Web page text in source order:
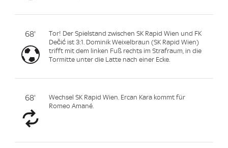
68'
Tor! Der Spielstand zwischen SK Rapid Wien und FK
Dečić ist 3:1. Dominik Weixelbraun (SK Rapid Wien)
trifft mit dem linken Fuß rechts im Strafraum, in die
Tormitte unter die Latte nach einer Ecke.
68'
Wechsel SK Rapid Wien. Ercan Kara kommt für
Romeo Amané.